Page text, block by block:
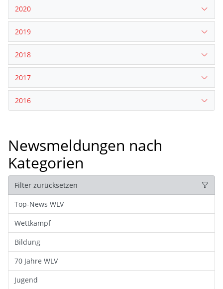
2020
2019
2018
2017
2016
Newsmeldungen nach
Kategorien
Filter zurücksetzen
Top-News WLV
Wettkampf
Bildung
70 Jahre WLV
Jugend